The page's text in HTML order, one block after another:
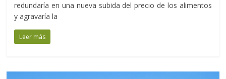
redundaría en una nueva subida del precio de los alimentos
y agravaría la
Leer más